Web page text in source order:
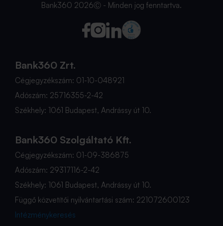
Bank360 2026Ⓒ - Minden jog fenntartva.
Bank360 Zrt.
Cégjegyzékszám: 01-10-048921
Adószám: 25716355-2-42
Székhely: 1061 Budapest, Andrássy út 10.
Bank360 Szolgáltató Kft.
Cégjegyzékszám: 01-09-386875
Adószám: 29317116-2-42
Székhely: 1061 Budapest, Andrássy út 10.
Függő közvetítői nyilvántartási szám: 221072600123
Intézménykeresés